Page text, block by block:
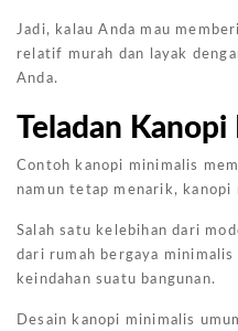
Jadi, kalau Anda mau
relatif murah dan layak
Anda.
Teladan
Contoh kanopi minimalis
namun tetap menarik, kanopi
Salah satu kelebihan dari
dari rumah bergaya
keindahan suatu bangunan.
Desain kanopi minimalis